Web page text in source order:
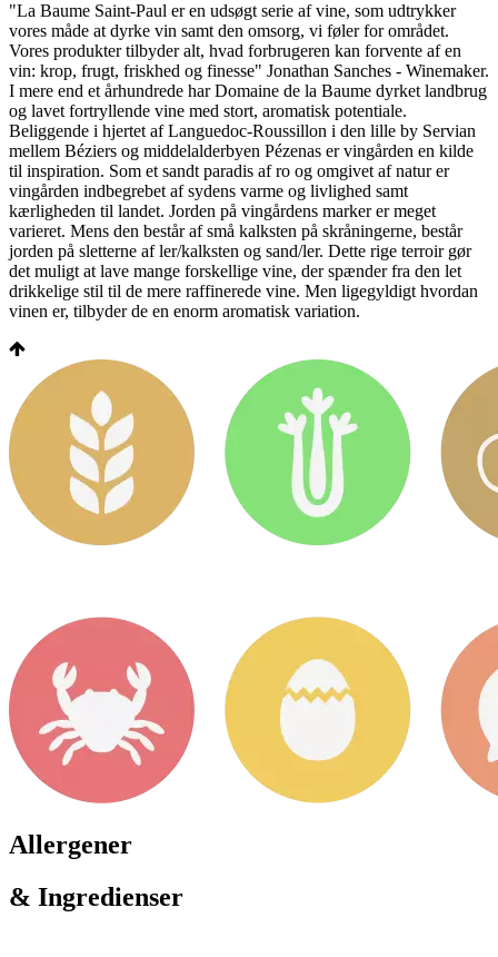
"La Baume Saint-Paul er en udsøgt serie af vine, som udtrykker
vores måde at dyrke vin samt den omsorg, vi føler for området.
Vores produkter tilbyder alt, hvad forbrugeren kan forvente af en
vin: krop, frugt, friskhed og finesse" Jonathan Sanches - Winemaker.
I mere end et århundrede har Domaine de la Baume dyrket landbrug
og lavet fortryllende vine med stort, aromatisk potentiale.
Beliggende i hjertet af Languedoc-Roussillon i den lille by Servian
mellem Béziers og middelalderbyen Pézenas er vingården en kilde
til inspiration. Som et sandt paradis af ro og omgivet af natur er
vingården indbegrebet af sydens varme og livlighed samt
kærligheden til landet. Jorden på vingårdens marker er meget
varieret. Mens den består af små kalksten på skråningerne, består
jorden på sletterne af ler/kalksten og sand/ler. Dette rige terroir gør
det muligt at lave mange forskellige vine, der spænder fra den let
drikkelige stil til de mere raffinerede vine. Men ligegyldigt hvordan
vinen er, tilbyder de en enorm aromatisk variation.
Allergener
& Ingredienser